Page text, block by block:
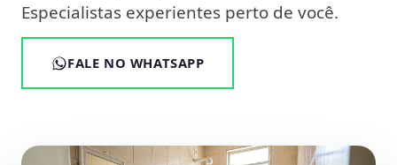
Especialistas experientes perto de você.
FALE NO WHATSAPP